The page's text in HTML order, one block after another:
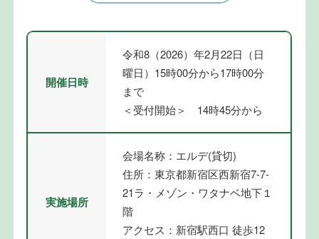
開催日時
令和8（2026）年2月22日（日
曜日）15時00分から17時00分
まで
＜受付開始＞ 14時45分から
実施場所
会場名称：エルデ(貸切)
住所：東京都新宿区西新宿7-7-
21ラ・メゾン・ワタナベ地下１
階
アクセス：新宿駅西口 徒歩12